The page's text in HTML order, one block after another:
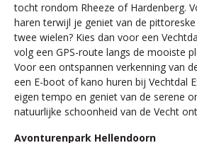
tocht rondom Rheeze of Hardenberg.
haren terwijl je geniet van de
twee wielen? Kies dan voor een
volg een GPS-route langs de mooiste
Voor een ontspannen verkenning van
een E-boot of kano huren bij Vechtdal
eigen tempo en geniet van de serene
natuurlijke schoonheid van de Vecht
Avonturenpark Hellendoorn